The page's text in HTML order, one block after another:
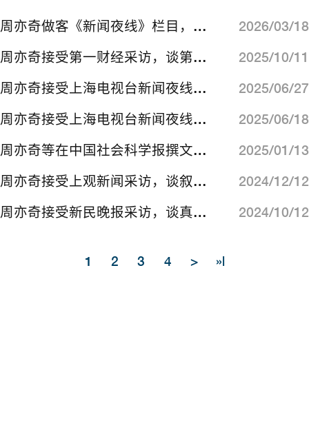
周亦奇做客《新闻夜线》栏目，谈霍尔木兹“断航”如何搅动世界？
2026/03/18
周亦奇接受第一财经采访，谈第一阶段加沙停火协议
2025/10/11
周亦奇接受上海电视台新闻夜线采访，谈以伊停火
2025/06/27
周亦奇接受上海电视台新闻夜线采访，谈以色列袭击伊朗
2025/06/18
周亦奇等在中国社会科学报撰文，谈大语言模型赋能国际关系研究
2025/01/13
周亦奇接受上观新闻采访，谈叙利亚变局
2024/12/12
周亦奇接受新民晚报采访，谈真主党领导人死于以军空袭的影响
2024/10/12
1 2 3 4 > »|